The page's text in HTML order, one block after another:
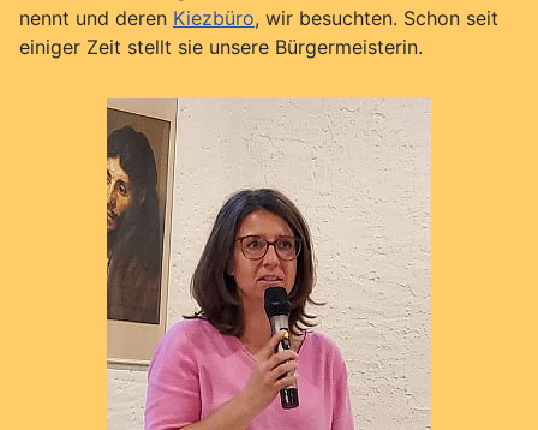
nennt und deren Kiezbüro, wir besuchten. Schon seit
einiger Zeit stellt sie unsere Bürgermeisterin.